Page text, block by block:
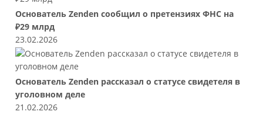
Основатель Zenden сообщил о претензиях ФНС на
₽29 млрд
23.02.2026
Основатель Zenden рассказал о статусе свидетеля в
уголовном деле
21.02.2026